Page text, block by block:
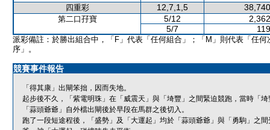
四重彩 12,7,1,5
第二口孖寶 5/12
5/7
派彩備註：於勝出組合中，「F」代表「任何組合」；「M」則代表「任何
序」。
競賽事件報告
「得其康」出閘笨拙，因而失地。
起步後不久，「紫電明珠」在「威震天」與「埼豐」之間緊迫競跑，當時「
「蒜頭爺爺」自外檔出閘後於早段在馬群之後切入。
跑了一段短途程後，「盛勢」及「大運起」均於「蒜頭爺爺」與「勇駒」之